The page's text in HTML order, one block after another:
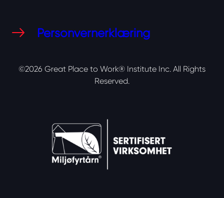
Personvernerklæring
©2026 Great Place to Work® Institute Inc. All Rights
Reserved.